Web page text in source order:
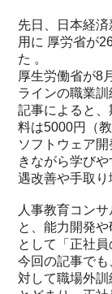
先日、日本経
用に 厚労省が
た 。
厚生労働省が8
ラインの職業訓
記事によると
料は5000円（
ソフトウェア
きながら学び
遇改善や手取り
人事教育コン
と、能力開発
として「正社
今回の記事で
対して職場外